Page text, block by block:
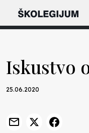
Iskustvo
25.06.2020